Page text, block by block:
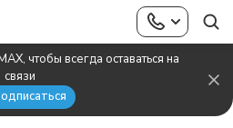
чтобы всегда оставаться на
связи